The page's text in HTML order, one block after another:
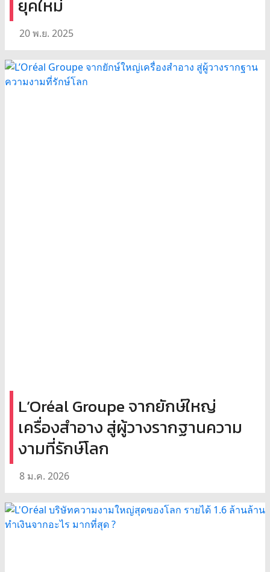
ยุคใหม่
20 พ.ย. 2025
L’Oréal Groupe จากยักษ์ใหญ่
เครื่องสำอาง สู่ผู้วางรากฐานความ
งามที่รักษ์โลก
8 ม.ค. 2026